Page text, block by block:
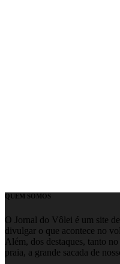
QUEM SOMOS
O Jornal do Vôlei é um site
divulgar o que acontece no
Além, dos destaques, tanto
praia, a grande sacada de